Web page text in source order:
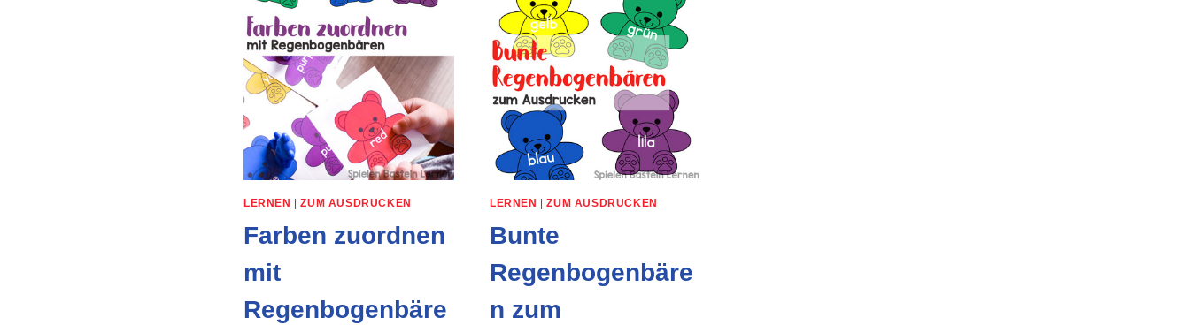
LERNEN |ZUM AUSDRUCKEN
Farben zuordnen
mit
Regenbogenbäre
LERNEN |ZUM AUSDRUCKEN
Bunte
Regenbogenbäre
n zum